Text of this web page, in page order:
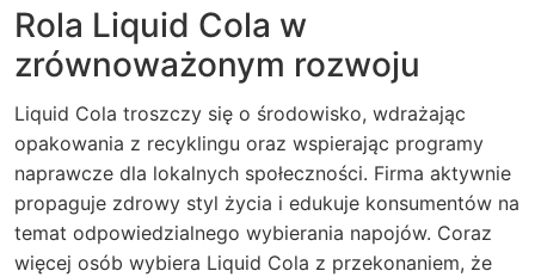
Rola Liquid Cola w
zrównoważonym rozwoju
Liquid Cola troszczy się o środowisko, wdrażając
opakowania z recyklingu oraz wspierając programy
naprawcze dla lokalnych społeczności. Firma aktywnie
propaguje zdrowy styl życia i edukuje konsumentów na
temat odpowiedzialnego wybierania napojów. Coraz
więcej osób wybiera Liquid Cola z przekonaniem, że